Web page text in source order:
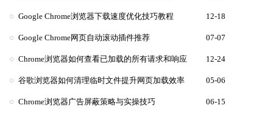
Google Chrome浏览器下载速度优化技巧教程 12-18
Google Chrome网页自动滚动插件推荐 07-07
Chrome浏览器如何查看已加载的所有请求和响应 12-24
谷歌浏览器如何清理临时文件提升网页加载效率 05-06
Chrome浏览器广告屏蔽策略与实操技巧 06-15